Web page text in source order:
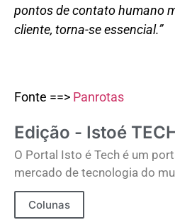
pontos de contato humano
cliente, torna-se essencial.”
Fonte ==> Panrotas
Edição - Istoé
O Portal Isto é Tech é um
mercado de tecnologia do
Colunas